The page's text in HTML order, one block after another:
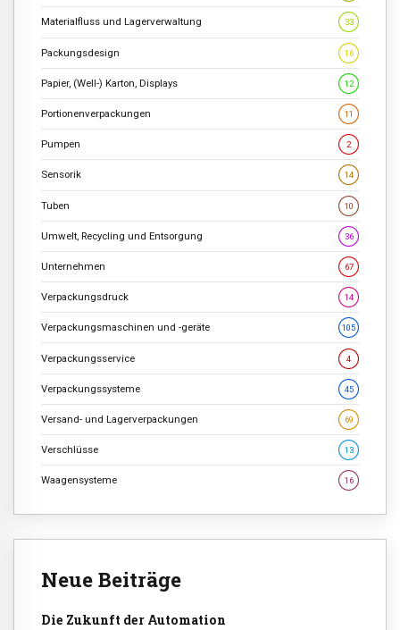
Materialfluss und Lagerverwaltung 33
Packungsdesign 16
Papier, (Well-) Karton, Displays 12
Portionenverpackungen 11
Pumpen 2
Sensorik 14
Tuben 10
Umwelt, Recycling und Entsorgung 36
Unternehmen 67
Verpackungsdruck 14
Verpackungsmaschinen und -geräte 105
Verpackungsservice 4
Verpackungssysteme 45
Versand- und Lagerverpackungen 69
Verschlüsse 13
Waagensysteme 16
Neue Beiträge
Die Zukunft der Automation